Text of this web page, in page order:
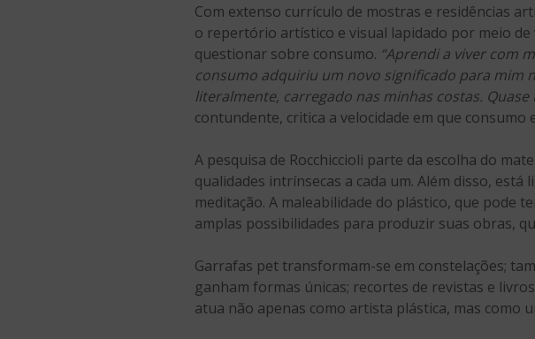
Com extenso currículo de mostras e residências
o repertório artístico e visual lapidado por meio
questionar sobre consumo. “Aprendi a viver com
consumo adquiriu um novo significado para mim
literalmente, carregado nas minhas costas.
contundente, critica a velocidade em que consumo
A pesquisa de Rocchiccioli parte da escolha do
qualidades intrínsecas a cada um. Além disso,
meditação. A maleabilidade do plástico, que
amplas possibilidades para produzir suas obras,
Garrafas pet transformam-se em constelações;
ganham formas únicas; recortes de revistas e
atua não apenas como artista plástica, mas como